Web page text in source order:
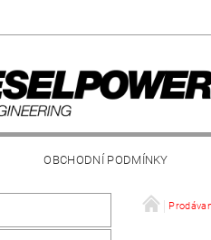
OBCHODNÍ PODMÍNKY